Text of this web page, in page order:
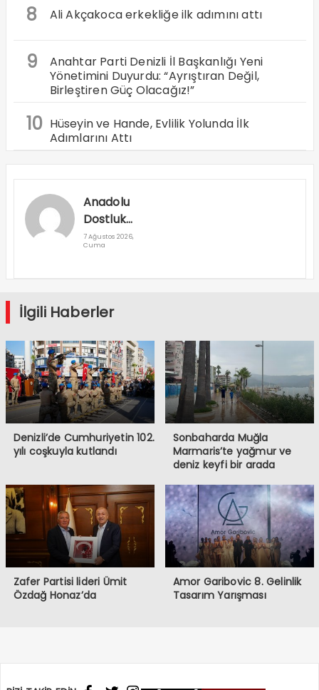
8 Ali Akçakoca erkekliğe ilk adımını attı
9
Anahtar Parti Denizli İl Başkanlığı Yeni
Yönetimini Duyurdu: “Ayrıştıran Değil,
Birleştiren Güç Olacağız!”
10 Hüseyin ve Hande, Evlilik Yolunda İlk
Adımlarını Attı
Anadolu
Dostluk
Rallisi
7 Ağustos 2026,
Cuma
İlgili Haberler
Denizli’de Cumhuriyetin 102.
yılı coşkuyla kutlandı
Sonbaharda Muğla
Marmaris’te yağmur ve
deniz keyfi bir arada
Zafer Partisi lideri Ümit
Özdağ Honaz’da
Amor Garibovic 8. Gelinlik
Tasarım Yarışması